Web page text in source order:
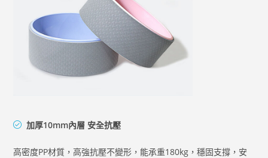
加厚10mm內層 安全抗壓
高密度PP材質，高強抗壓不變形，能承重180kg，穩固支撐，安